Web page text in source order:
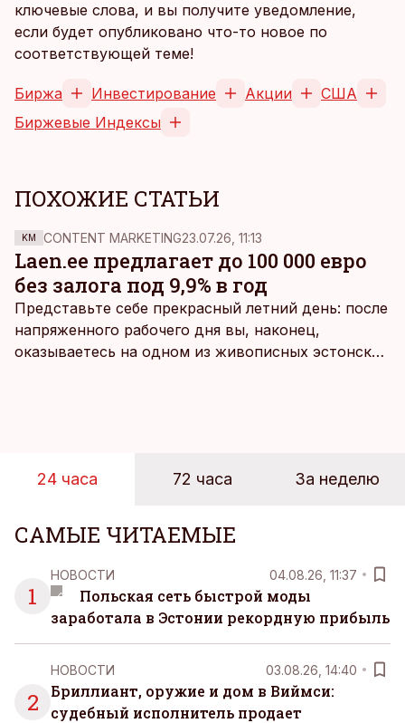
ключевые слова, и вы получите уведомление,
если будет опубликовано что-то новое по
соответствующей теме!
Биржа Инвестирование Акции
США
Биржевые Индексы
ПОХОЖИЕ СТАТЬИ
KM CONTENT MARKETING23.07.26, 11:13
Laen.ee предлагает до 100 000 евро
без залога под 9,9% в год
Представьте себе прекрасный летний день: после
напряженного рабочего дня вы, наконец,
оказываетесь на одном из живописных эстонских
24 часа 72 часа За неделю
САМЫЕ ЧИТАЕМЫЕ
1
НОВОСТИ 04.08.26, 11:37
Польская сеть быстрой моды
заработала в Эстонии рекордную прибыль
2
НОВОСТИ 03.08.26, 14:40
Бриллиант, оружие и дом в Виймси:
судебный исполнитель продает